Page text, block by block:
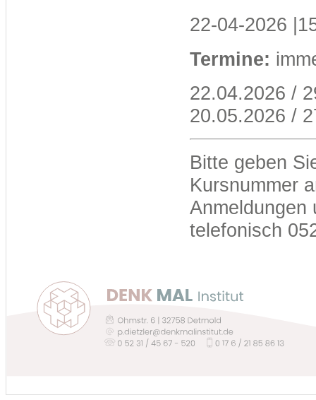
22-04-2026
Termine:
22.04.2026 /
20.05.2026 /
Bitte geben
Kursnummer
Anmeldungen
telefonisch